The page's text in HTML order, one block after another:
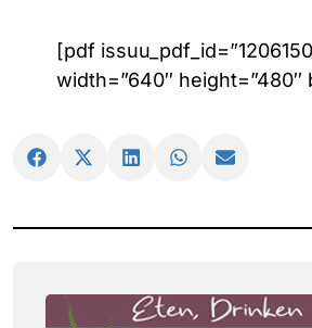
[pdf
width=”640″ height=”480″